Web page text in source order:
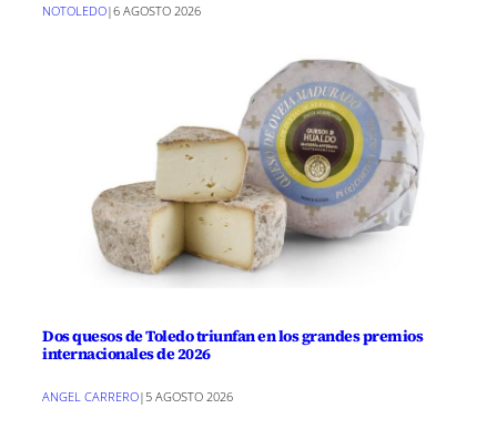
NOTOLEDO|6 AGOSTO 2026
Dos quesos de Toledo triunfan en los grandes premios
internacionales de 2026
ANGEL CARRERO| 5 AGOSTO 2026